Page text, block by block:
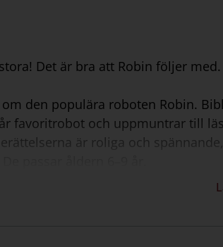
Det är bra att Robin följer
den populära roboten Robin.
favoritrobot och uppmuntrar till
är roliga och
träna på läsförståelse och för att